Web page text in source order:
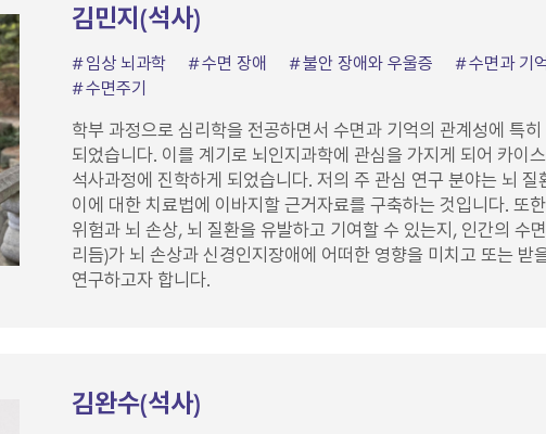
김민지(석사)
임상 뇌과학 수면 장애 불안 장애와 우울증 수면과 기억
수면주기
학부 과정으로 심리학을 전공하면서 수면과 기억의 관계성에 특히
되었습니다. 이를 계기로 뇌인지과학에 관심을 가지게 되어 카이
석사과정에 진학하게 되었습니다. 저의 주 관심 연구 분야는 뇌
이에 대한 치료법에 이바지할 근거자료를 구축하는 것입니다. 또
위험과 뇌 손상, 뇌 질환을 유발하고 기여할 수 있는지, 인간의 수
리듬)가 뇌 손상과 신경인지장애에 어떠한 영향을 미치고 또는 받
연구하고자 합니다.
김완수(석사)